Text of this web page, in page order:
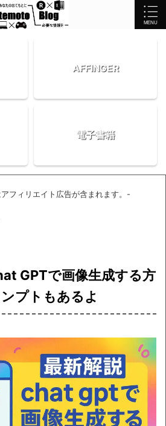
AFFINGER
電子書籍
フィリエイト広告が含まれます。-
GPTで画像生成する方
プトもあるよ